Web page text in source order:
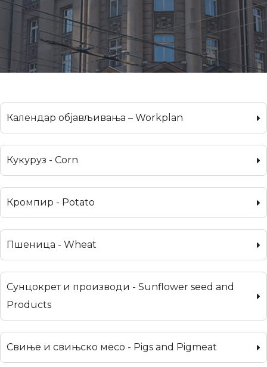
Календар објављивања – Workplan
Кукуруз - Corn
Кромпир - Potato
Пшеница - Wheat
Сунцокрет и производи - Sunflower seed and
Products
Свиње и свињско месо - Pigs and Pigmeat